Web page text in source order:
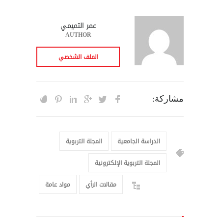
عمر التميمي
AUTHOR
الملف الشخصي
مشاركة:
الدراسة الجامعية
المجلة التربوية
المجلة التربوية الإلكترونية
مقالات الرأي
مواد عامة